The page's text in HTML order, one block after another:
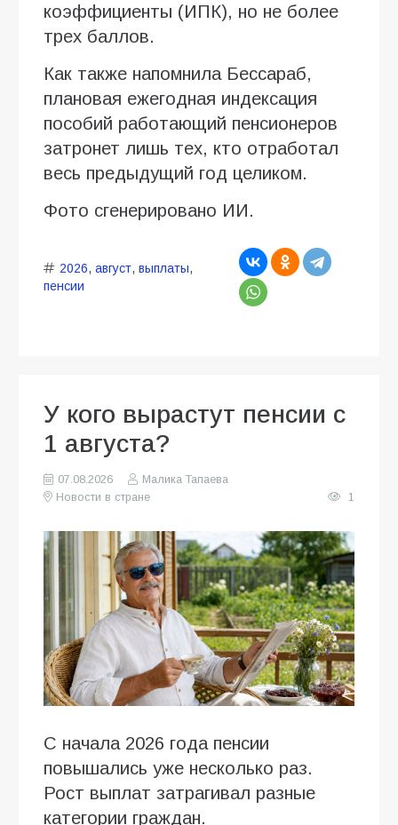
коэффициенты (ИПК), но не более
трех баллов.
Как также напомнила Бессараб,
плановая ежегодная индексация
пособий работающий пенсионеров
затронет лишь тех, кто отработал
весь предыдущий год целиком.
Фото сгенерировано ИИ.
2026, август, выплаты,
пенсии
У кого вырастут пенсии с
1 августа?
07.08.2026
Малика Тапаева
Новости в стране
1
С начала 2026 года пенсии
повышались уже несколько раз.
Рост выплат затрагивал разные
категории граждан.